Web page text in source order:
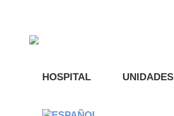
HOSPITAL UNIDADES